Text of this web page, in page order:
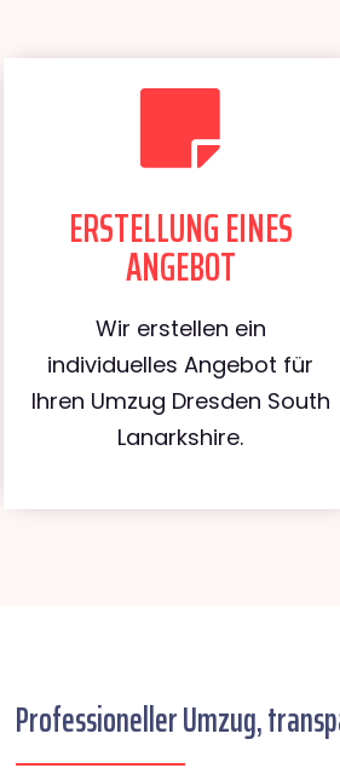
ERSTELLUNG EINES
ANGEBOT
Wir erstellen ein
individuelles Angebot für
Ihren Umzug Dresden South
Lanarkshire.
Professioneller Umzug,